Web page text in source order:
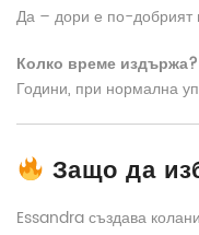
Да – дори е по-добрият
Колко време издържа?
Години, при нормална
Защо да
Essandra създава